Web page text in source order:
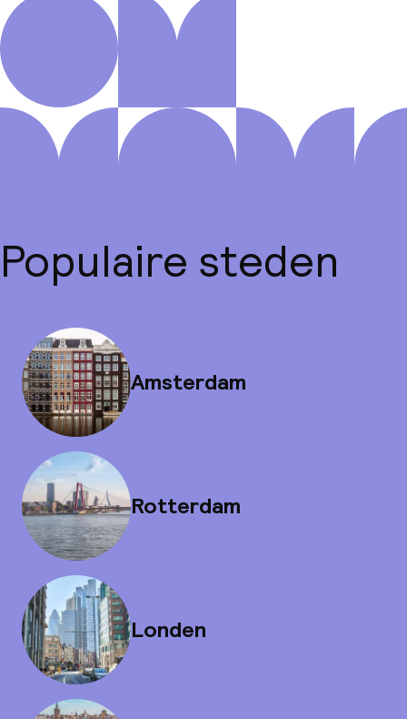
Populaire steden
Amsterdam
Rotterdam
Londen